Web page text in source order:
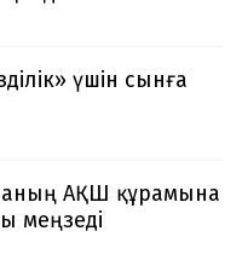
үшін сынға
АҚШ құрамына
меңзеді